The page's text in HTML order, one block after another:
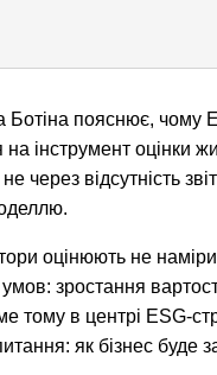
Ботіна пояснює, чому
інструмент оцінки
через відсутність
оцінюють не
зростання
в центрі ESG-
як бізнес буде